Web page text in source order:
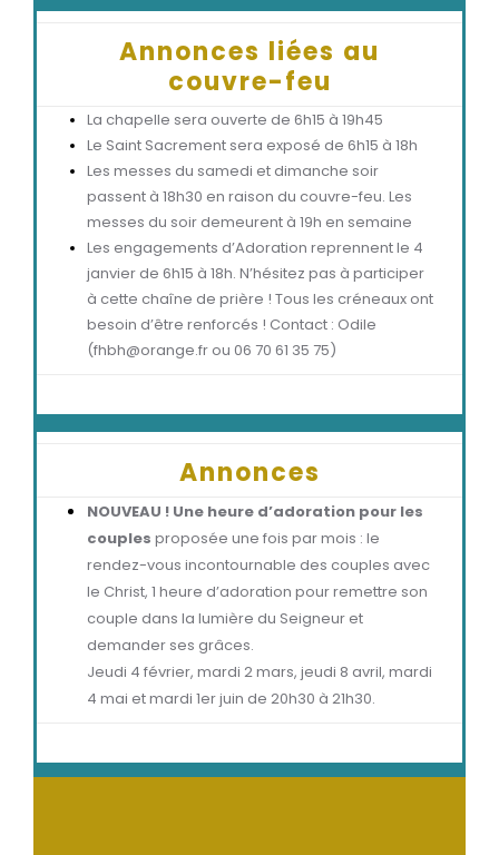
Annonces liées au
couvre-feu
La chapelle sera ouverte de 6h15 à 19h45
Le Saint Sacrement sera exposé de 6h15 à 18h
Les messes du samedi et dimanche soir
passent à 18h30 en raison du couvre-feu. Les
messes du soir demeurent à 19h en semaine
Les engagements d’Adoration reprennent le 4
janvier de 6h15 à 18h. N’hésitez pas à participer
à cette chaîne de prière ! Tous les créneaux ont
besoin d’être renforcés ! Contact : Odile
(fhbh@orange.fr ou 06 70 61 35 75)
Annonces
NOUVEAU ! Une heure d’adoration pour les
couples proposée une fois par mois : le
rendez-vous incontournable des couples avec
le Christ, 1 heure d’adoration pour remettre son
couple dans la lumière du Seigneur et
demander ses grâces.
Jeudi 4 février, mardi 2 mars, jeudi 8 avril, mardi
4 mai et mardi 1er juin de 20h30 à 21h30.